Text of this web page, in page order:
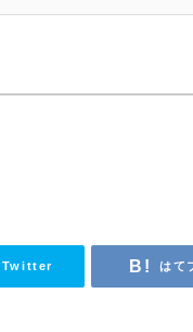
Twitter はて